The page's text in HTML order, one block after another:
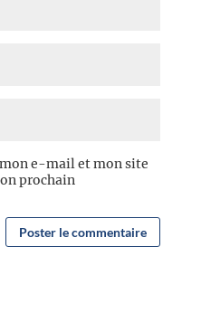
e-mail et mon site
prochain